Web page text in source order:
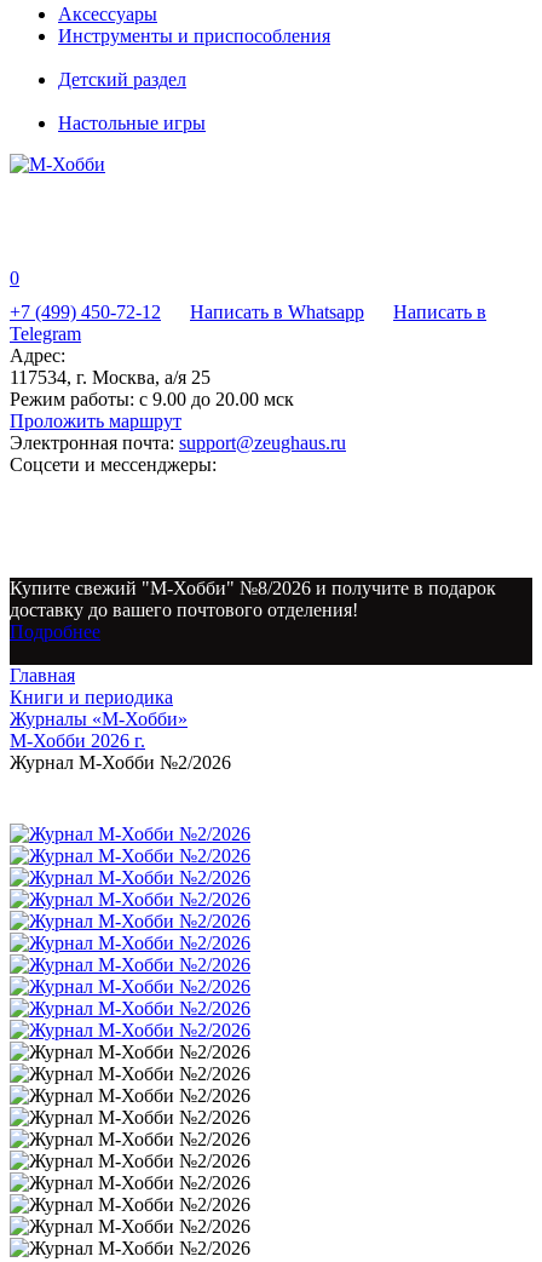
Аксессуары
Инструменты и приспособления
Детский раздел
Настольные игры
0
+7 (499) 450-72-12
Написать в Whatsapp
Написать в
Telegram
Адрес:
117534, г. Москва, а/я 25
Режим работы: с 9.00 до 20.00 мск
Проложить маршрут
Электронная почта: support@zeughaus.ru
Соцсети и мессенджеры:
Купите свежий "М-Хобби" №8/2026 и получите в подарок
доставку до вашего почтового отделения!
Подробнее
Главная
Книги и периодика
Журналы «М-Хобби»
М-Хобби 2026 г.
Журнал М-Хобби №2/2026